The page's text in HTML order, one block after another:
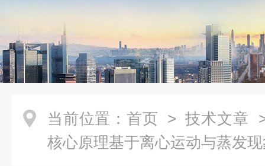
当前位置： 首页 > 技术文章
核心原理基于离心运动与蒸发